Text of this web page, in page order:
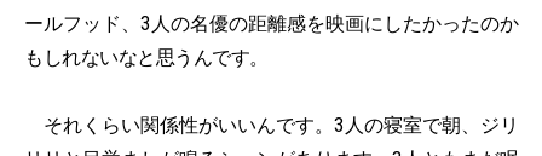
ールフッド、3人の名優の距離感を映画にしたかったのか
もしれないなと思うんです。
それくらい関係性がいいんです。3人の寝室で朝、ジリ